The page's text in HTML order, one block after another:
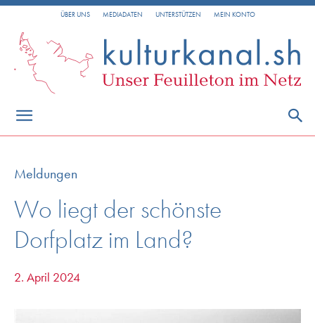
ÜBER UNS MEDIADATEN UNTERSTÜTZEN MEIN KONTO
Meldungen
Wo liegt der schönste
Dorfplatz im Land?
2. April 2024